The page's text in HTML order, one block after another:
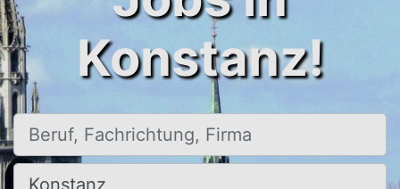
Konstanz!
Beruf, Fachrichtung, Firma
Ort, Stadt